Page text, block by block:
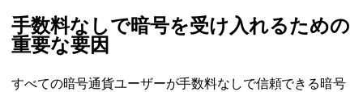
手数料なしで暗号を受け入れるための
重要な要因
すべての暗号通貨ユーザーが手数料なしで信頼できる暗号